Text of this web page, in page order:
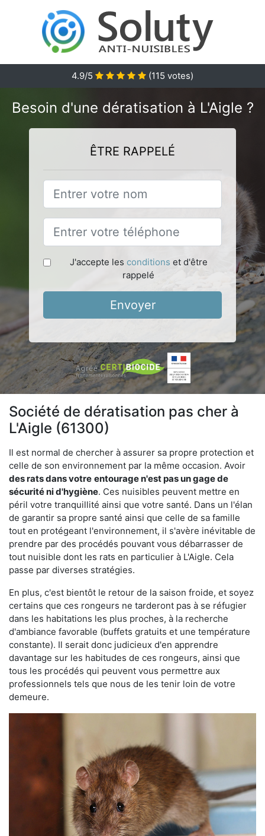
4.9/5 (115 votes)
Besoin d'une dératisation à L'Aigle ?
ÊTRE RAPPELÉ
J'accepte les conditions et d'être
rappelé
Envoyer
Société de dératisation pas cher à
L'Aigle (61300)
Il est normal de chercher à assurer sa propre protection et
celle de son environnement par la même occasion. Avoir
des rats dans votre entourage n'est pas un gage de
sécurité ni d'hygiène. Ces nuisibles peuvent mettre en
péril votre tranquillité ainsi que votre santé. Dans un l'élan
de garantir sa propre santé ainsi que celle de sa famille
tout en protégeant l'environnement, il s'avère inévitable de
prendre par des procédés pouvant vous débarrasser de
tout nuisible dont les rats en particulier à L'Aigle. Cela
passe par diverses stratégies.
En plus, c'est bientôt le retour de la saison froide, et soyez
certains que ces rongeurs ne tarderont pas à se réfugier
dans les habitations les plus proches, à la recherche
d'ambiance favorable (buffets gratuits et une température
constante). Il serait donc judicieux d'en apprendre
davantage sur les habitudes de ces rongeurs, ainsi que
tous les procédés qui peuvent vous permettre aux
professionnels tels que nous de les tenir loin de votre
demeure.